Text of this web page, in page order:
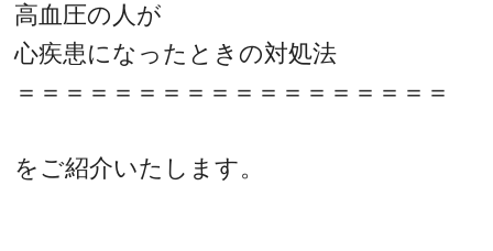
高血圧の人が
心疾患になったときの対処法
＝＝＝＝＝＝＝＝＝＝＝＝＝＝＝＝＝＝
をご紹介いたします。